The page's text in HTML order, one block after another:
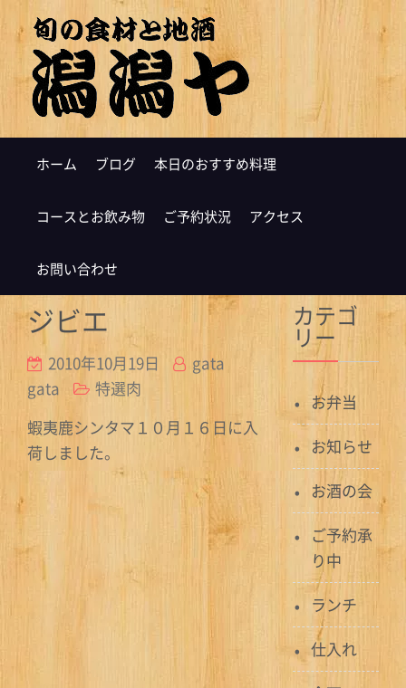
ホーム ブログ 本日のおすすめ料理
コースとお飲み物 ご予約状況 アクセス
お問い合わせ
ジビエ
2010年10月19日
gata
gata
特選肉
蝦夷鹿シンタマ１０月１６日に入
荷しました。
カテゴ
リー
お弁当
お知らせ
お酒の会
ご予約承
り中
ランチ
仕入れ